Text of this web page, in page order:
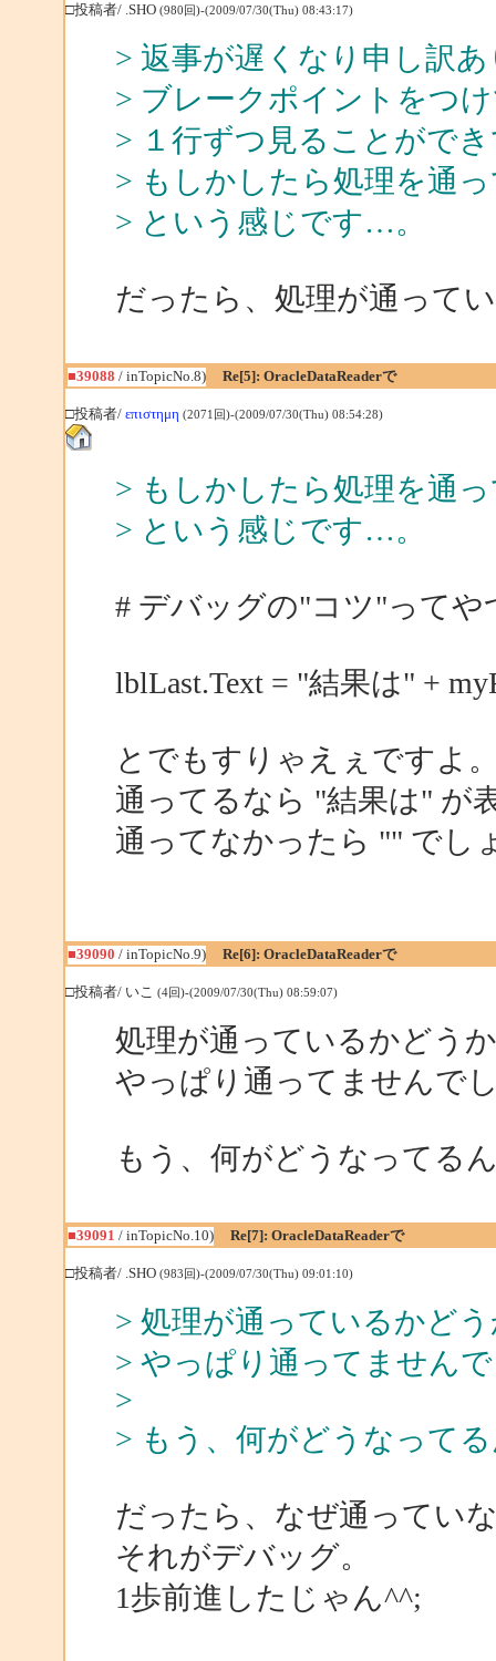
□投稿者/ .SHO (980回)-(2009/07/30(Thu) 08:43:17)
> 返事が遅くなり申し訳
> ブレークポイントをつ
> １行ずつ見ることがで
> もしかしたら処理を通
> という感じです…。
だったら、処理が通って
■39088 / inTopicNo.8) Re[5]: OracleDataReaderで
□投稿者/ επιστημη (2071回)-(2009/07/30(Thu) 08:54:28)
> もしかしたら処理を通
> という感じです…。
# デバッグの"コツ"ってや
lblLast.Text = "結果は" +
とでもすりゃえぇですよ
通ってるなら "結果は" が
通ってなかったら "" でし
■39090 / inTopicNo.9) Re[6]: OracleDataReaderで
□投稿者/ いこ (4回)-(2009/07/30(Thu) 08:59:07)
処理が通っているかどう
やっぱり通ってませんで
もう、何がどうなってる
■39091 / inTopicNo.10) Re[7]: OracleDataReaderで
□投稿者/ .SHO (983回)-(2009/07/30(Thu) 09:01:10)
> 処理が通っているかど
> やっぱり通ってません
>
> もう、何がどうなって
だったら、なぜ通ってい
それがデバッグ。
1歩前進したじゃん^^;